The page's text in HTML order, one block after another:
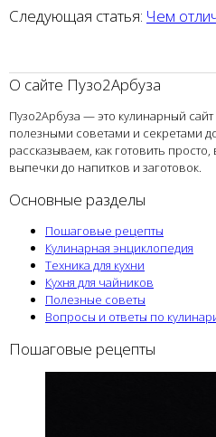
Следующая статья: Чем
О сайте Пузо2Арбуза
Пузо2Арбуза — это кулинарный
полезными советами и секретами
рассказываем, как готовить
выпечки до напитков и заготовок.
Основные разделы
Пошаговые рецепты
Кулинарная энциклопедия
Техника для кухни
Кухня для чайников
Полезные советы
Вопросы и ответы по
Пошаговые рецепты